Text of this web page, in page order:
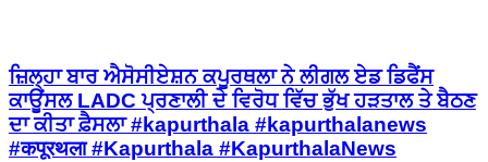
ਜ਼ਿਲ੍ਹਾ ਬਾਰ ਐਸੋਸੀਏਸ਼ਨ ਕਪੂਰਥਲਾ ਨੇ ਲੀਗਲ ਏਡ ਡਿਫੈਂਸ
ਕਾਊਂਸਲ LADC ਪ੍ਰਣਾਲੀ ਦੇ ਵਿਰੋਧ ਵਿੱਚ ਭੁੱਖ ਹੜਤਾਲ ਤੇ ਬੈਠਣ
ਦਾ ਕੀਤਾ ਫ਼ੈਸਲਾ #kapurthala #kapurthalanews
#कपूरथला #Kapurthala #KapurthalaNews